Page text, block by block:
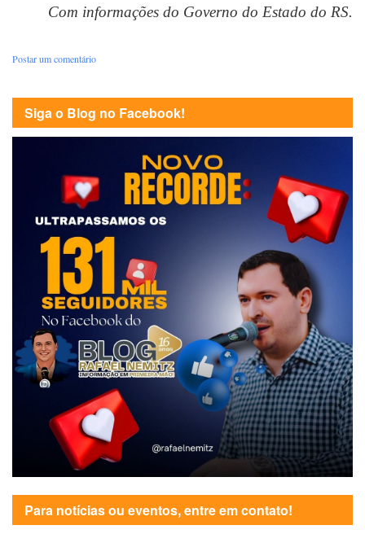
Com informações do Governo do Estado do RS.
Postar um comentário
Siga o Blog no Facebook!
Para notícias ou eventos, entre em contato!